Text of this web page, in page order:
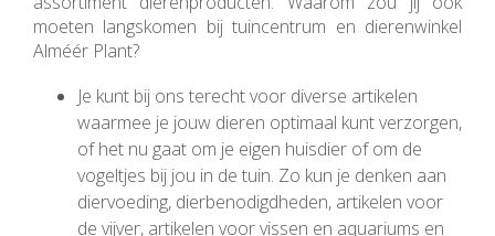
moeten langskomen bij tuincentrum en dierenwinkel
Alméér Plant?
Je kunt bij ons terecht voor diverse artikelen
waarmee je jouw dieren optimaal kunt verzorgen,
of het nu gaat om je eigen huisdier of om de
vogeltjes bij jou in de tuin. Zo kun je denken aan
diervoeding, dierbenodigdheden, artikelen voor
de vijver, artikelen voor vissen en aquariums en